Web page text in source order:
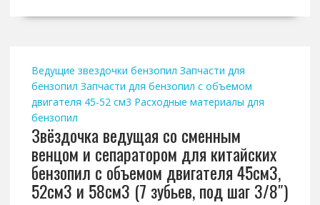
Ведущие звездочки бензопил Запчасти для
бензопил Запчасти для бензопил с объемом
двигателя 45-52 см3 Расходные материалы для
бензопил
Звёздочка ведущая со сменным
венцом и сепаратором для китайских
бензопил с объемом двигателя 45см3,
52см3 и 58см3 (7 зубьев, под шаг 3/8″)